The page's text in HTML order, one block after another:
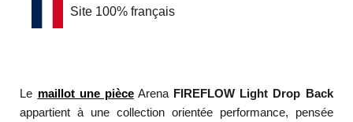
Site 100% français
Le maillot une pièceArena FIREFLOW Light Drop Back
appartient à une collection orientée performance, pensée